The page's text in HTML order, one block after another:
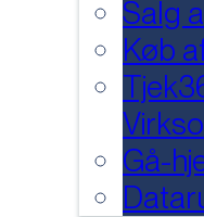
Salg
Køb
Gå-